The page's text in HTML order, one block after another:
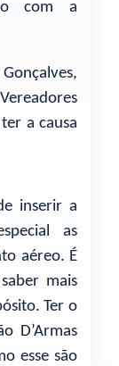
com a
a causa
inserir a
as
aéreo. É
mais
Ter o
D’Armas
esse são